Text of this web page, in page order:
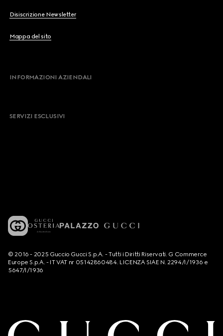
Disiscrizione Newsletter
Mappa del sito
INFORMAZIONI AZIENDALI
SERVIZI ESCLUSIVI
© 2016 - 2025 Guccio Gucci S.p.A. - Tutti i Diritti Riservati. G Commerce
Europe S.p.A. - IT VAT nr 05142860484. LICENZA SIAE N. 2294/I/1936 e
5647/I/1936